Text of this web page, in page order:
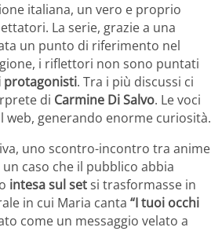
italiana, un vero e proprio
La serie, grazie a una
un punto di riferimento nel
i riflettori non sono puntati
protagonisti. Tra i più discussi ci
di Carmine Di Salvo. Le voci
web, generando enorme curiosità.
uno scontro-incontro tra anime
un caso che il pubblico abbia
intesa sul setsi trasformasse in
in cui Maria canta “I tuoi occhi
come un messaggio velato a